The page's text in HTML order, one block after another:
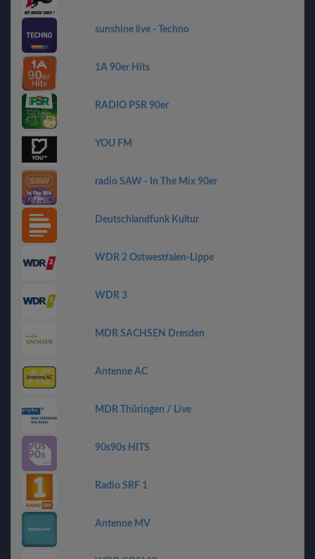
sunshine live - Techno
1A 90er Hits
RADIO PSR 90er
YOU FM
radio SAW - In The Mix 90er
Deutschlandfunk Kultur
WDR 2 Ostwestfalen-Lippe
WDR 3
MDR SACHSEN Dresden
Antenne AC
MDR Thüringen / Live
90s90s HITS
Radio SRF 1
Antenne MV